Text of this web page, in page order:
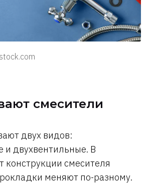
смесители
двух видов:
двухвентильные. В
конструкции смесителя
меняют по-разному.